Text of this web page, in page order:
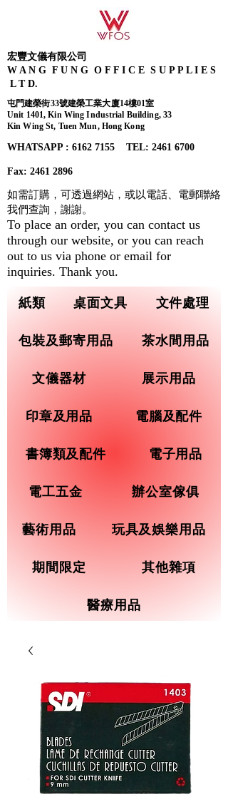
宏豐文儀有限公司
W A N G F U N G O F F I C E S U P P L I E S
L T D.
屯門建榮街33號建榮工業大廈14樓01室
Unit 1401, Kin Wing Industrial Building, 33
Kin Wing St, Tuen Mun, Hong Kong
WHATSAPP : 6162 7155​ TEL: 2461 6700
Fax: 2461 2896
紙類 桌面文具 文件處理
包裝及郵寄用品 茶水間用品
文儀器材 展示用品
印章及用品 電腦及配件
書簿類及配件 電子用品
電工五金 辦公室傢俱
藝術用品 玩具及娛樂用品
期間限定 其他雜項
醫療用品
如需訂購，可透過網站，或以電話、電郵聯絡
我們查詢， 謝謝。
To place an order, you can contact us
through our website, or you can reach
out to us via phone or email for
inquiries. Thank you.